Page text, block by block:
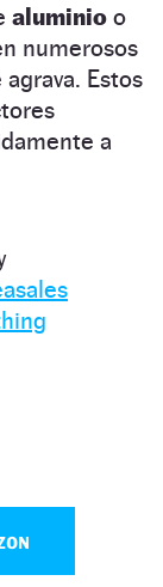
aluminio o
numerosos
Estos
a